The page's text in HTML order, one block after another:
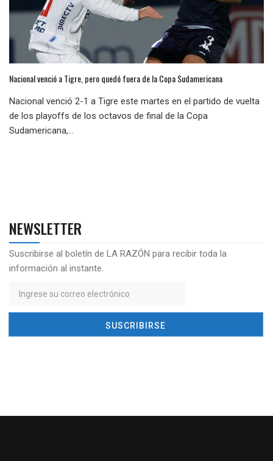
Nacional venció a Tigre, pero quedó fuera de la Copa Sudamericana
Nacional venció 2-1 a Tigre este martes en el partido de vuelta
de los playoffs de los octavos de final de la Copa
Sudamericana,...
NEWSLETTER
Suscribirse al boletín de LA RAZÓN para recibir toda la
información al instante.